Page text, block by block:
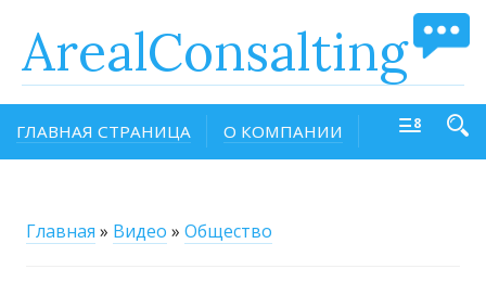
ArealConsalting
ГЛАВНАЯ СТРАНИЦА О КОМПАНИИ
Главная » Видео » Общество